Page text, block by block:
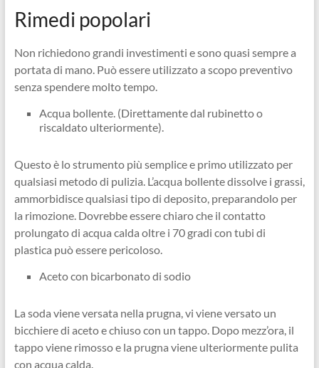
Rimedi popolari
Non richiedono grandi investimenti e sono quasi sempre a
portata di mano. Può essere utilizzato a scopo preventivo
senza spendere molto tempo.
Acqua bollente. (Direttamente dal rubinetto o
riscaldato ulteriormente).
Questo è lo strumento più semplice e primo utilizzato per
qualsiasi metodo di pulizia. L’acqua bollente dissolve i grassi,
ammorbidisce qualsiasi tipo di deposito, preparandolo per
la rimozione. Dovrebbe essere chiaro che il contatto
prolungato di acqua calda oltre i 70 gradi con tubi di
plastica può essere pericoloso.
Aceto con bicarbonato di sodio
La soda viene versata nella prugna, vi viene versato un
bicchiere di aceto e chiuso con un tappo. Dopo mezz’ora, il
tappo viene rimosso e la prugna viene ulteriormente pulita
con acqua calda.